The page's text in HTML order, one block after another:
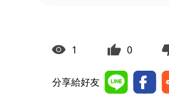
1 0
分享給好友